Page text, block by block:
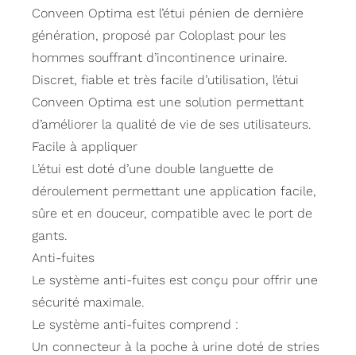
Conveen Optima est l’étui pénien de dernière
génération, proposé par Coloplast pour les
hommes souffrant d’incontinence urinaire.
Discret, fiable et très facile d’utilisation, l’étui
Conveen Optima est une solution permettant
d’améliorer la qualité de vie de ses utilisateurs.
Facile à appliquer
L’étui est doté d’une double languette de
déroulement permettant une application facile,
sûre et en douceur, compatible avec le port de
gants.
Anti-fuites
Le système anti-fuites est conçu pour offrir une
sécurité maximale.
Le système anti-fuites comprend :
Un connecteur à la poche à urine doté de stries